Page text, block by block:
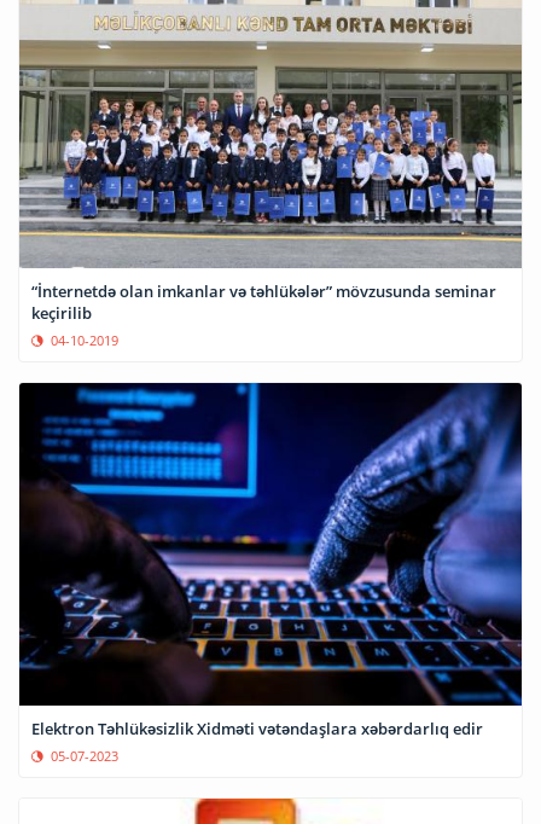
“İnternetdə olan imkanlar və təhlükələr” mövzusunda seminar
keçirilib
04-10-2019
Elektron Təhlükəsizlik Xidməti vətəndaşlara xəbərdarlıq edir
05-07-2023